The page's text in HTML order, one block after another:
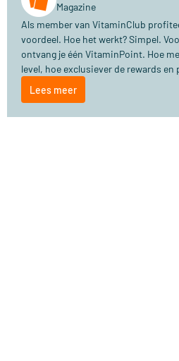
Magazine
Als member van VitaminClub
voordeel. Hoe het werkt? Simpel.
ontvang je één VitaminPoint. Hoe
level, hoe exclusiever de rewards en
Lees meer